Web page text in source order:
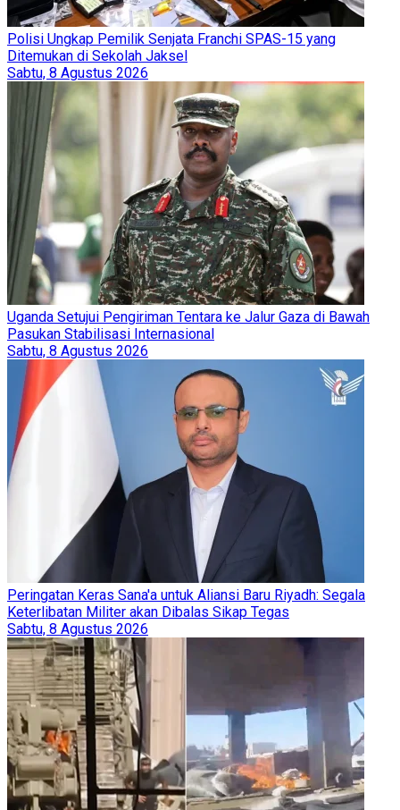
Polisi Ungkap Pemilik Senjata Franchi SPAS-15 yang
Ditemukan di Sekolah Jaksel
Sabtu, 8 Agustus 2026
Uganda Setujui Pengiriman Tentara ke Jalur Gaza di Bawah
Pasukan Stabilisasi Internasional
Sabtu, 8 Agustus 2026
Peringatan Keras Sana'a untuk Aliansi Baru Riyadh: Segala
Keterlibatan Militer akan Dibalas Sikap Tegas
Sabtu, 8 Agustus 2026